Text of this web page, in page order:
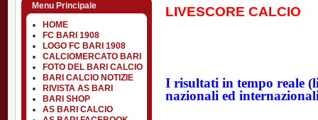
Menu Principale
HOME
FC BARI 1908
LOGO FC BARI 1908
CALCIOMERCATO BARI
FOTO DEL BARI CALCIO
BARI CALCIO NOTIZIE
RIVISTA AS BARI
BARI SHOP
AS BARI CALCIO
LIVESCORE CALCIO
I risultati in tempo reale
nazionali ed